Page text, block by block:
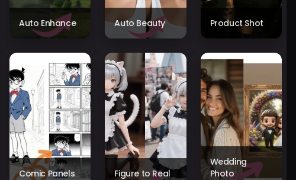
Auto Enhance Auto Beauty Product Shot
Comic Panels Figure to Real
Wedding
Photo